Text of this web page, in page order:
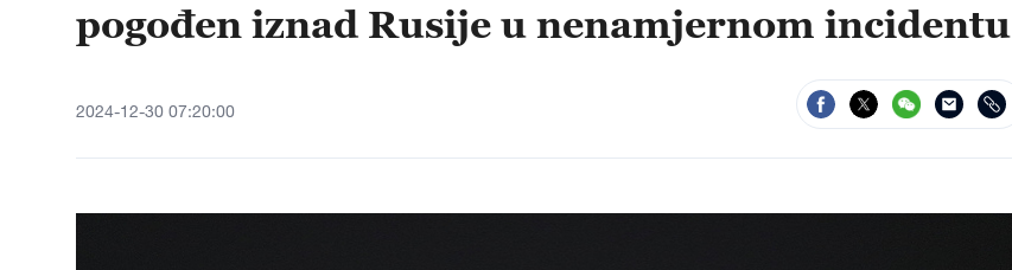
pogođen iznad Rusije u nenamjernom incidentu
2024-12-30 07:20:00